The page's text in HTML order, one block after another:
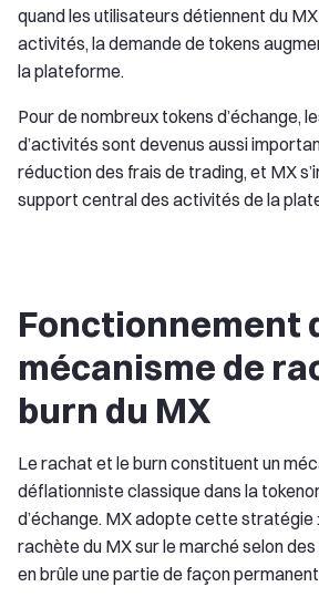
quand les utilisateurs détiennent du
activités, la demande de tokens
la plateforme.
Pour de nombreux tokens d’échange,
d’activités sont devenus aussi
réduction des frais de trading, et MX
support central des activités de la
Fonctionnement
mécanisme de
burn du MX
Le rachat et le burn constituent un
déflationniste classique dans la
d’échange. MX adopte cette stratégie
rachète du MX sur le marché selon
en brûle une partie de façon